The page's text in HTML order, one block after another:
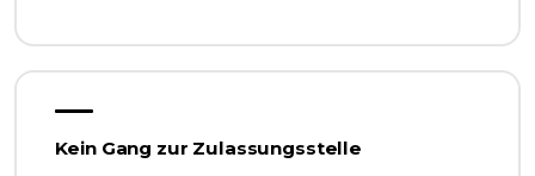
Kein Gang zur Zulassungsstelle